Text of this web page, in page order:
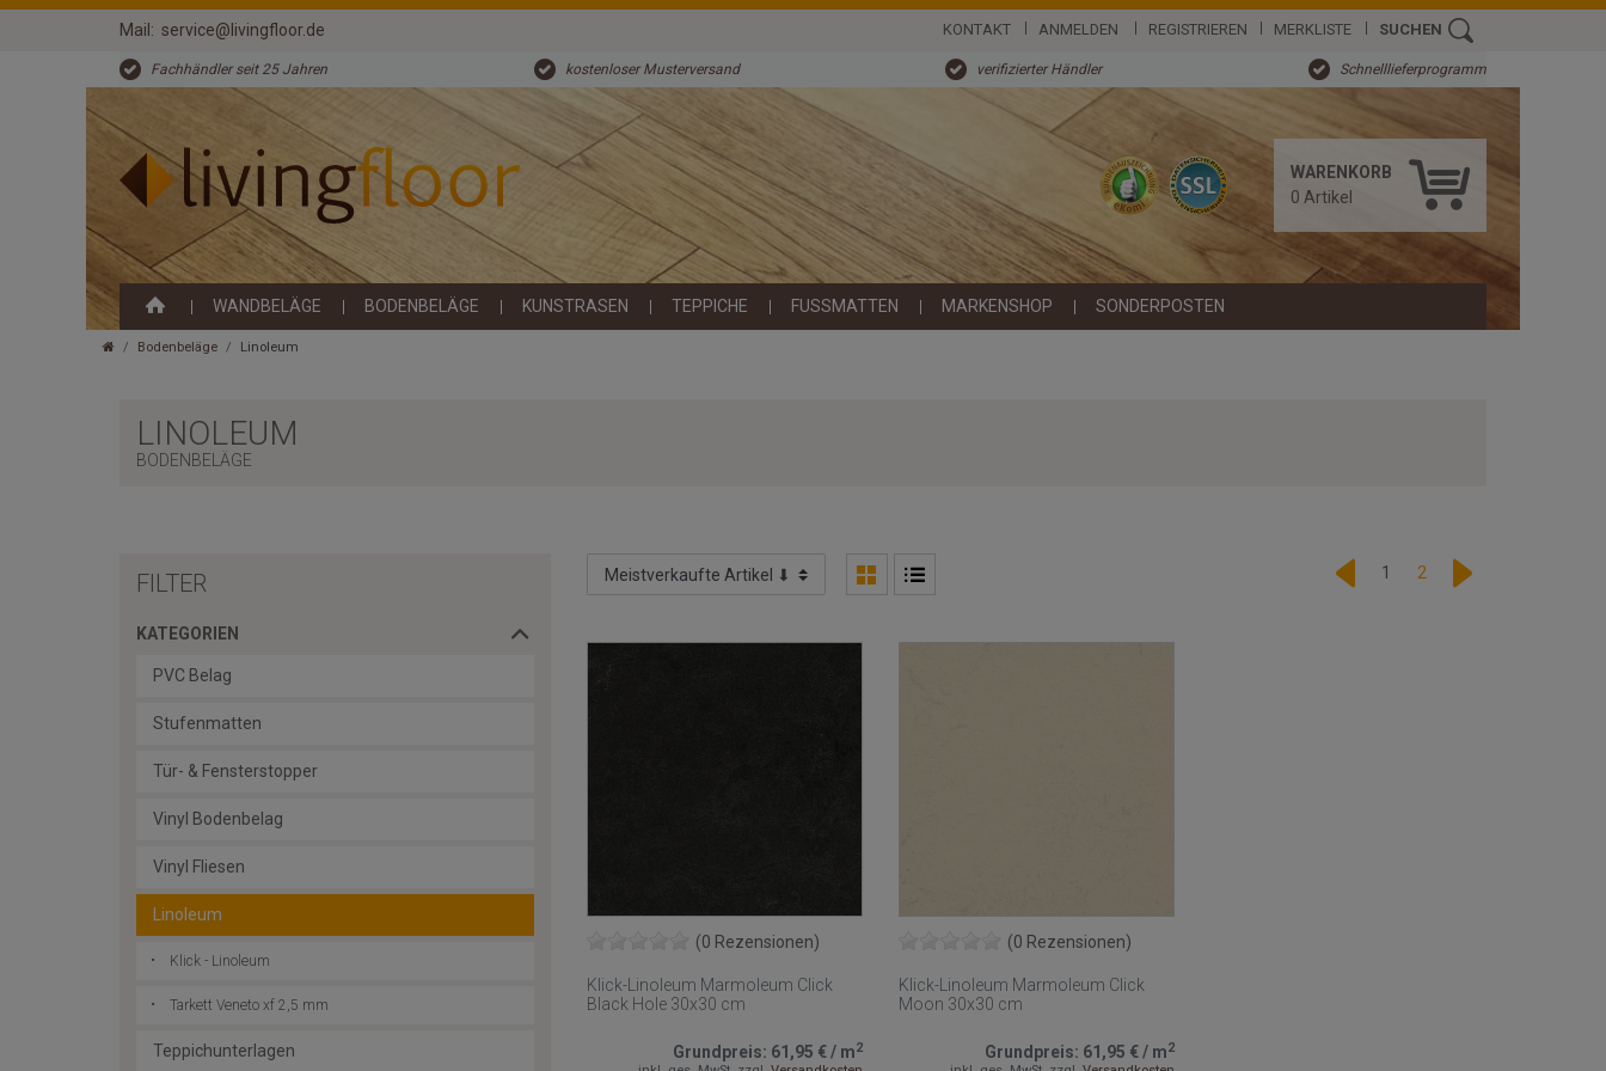
Mail: service@livingfloor.de KONTAKT ANMELDEN REGISTRIEREN MERKLISTE SUCHEN
Fachhändler seit 25 Jahren kostenloser Musterversand verifizierter Händler Schnelllieferprogramm
WARENKORB
0 Artikel
WANDBELÄGE BODENBELÄGE KUNSTRASEN TEPPICHE FUSSMATTEN MARKENSHOP SONDERPOSTEN
Bodenbeläge Linoleum
LINOLEUM
BODENBELÄGE
FILTER
KATEGORIEN
PVC Belag
Stufenmatten
Tür- & Fensterstopper
Vinyl Bodenbelag
Vinyl Fliesen
Linoleum
Klick - Linoleum
Tarkett Veneto xf 2,5 mm
Teppichunterlagen
1 2
(0 Rezensionen)
Klick-Linoleum Marmoleum Click
Black Hole 30x30 cm
Grundpreis: 61,95 €/ m2
(0 Rezensionen)
Klick-Linoleum Marmoleum Click
Moon 30x30 cm
Grundpreis: 61,95 €/ m2